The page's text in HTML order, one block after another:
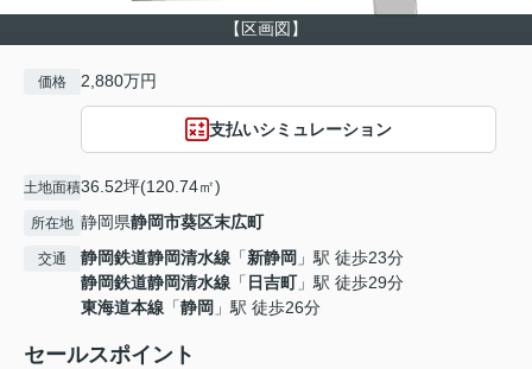
【区画図】
価格 2,880万円
支払いシミュレーション
土地面積36.52坪(120.74㎡)
所在地 静岡県静岡市葵区末広町
交通 静岡鉄道静岡清水線 「新静岡 」駅 徒歩23分
静岡鉄道静岡清水線 「 日吉町」駅 徒歩29分
東海道本線 「静岡 」駅 徒歩26分
セールスポイント